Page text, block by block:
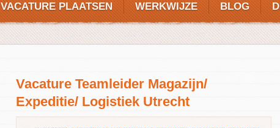
VACATURE PLAATSEN WERKWIJZE BLOG
Vacature Teamleider Magazijn/
Expeditie/ Logistiek Utrecht